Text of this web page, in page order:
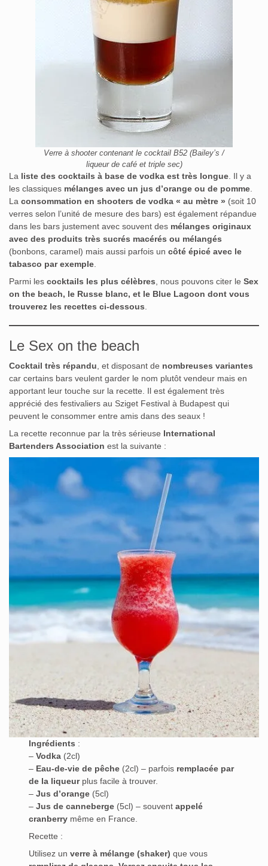
Verre à shooter contenant le cocktail B52 (Bailey’s /
liqueur de café et triple sec)
La liste des cocktails à base de vodka est très longue . Il y a
les classiques mélanges avec un jus d’orange ou de pomme
La consommation en shooters de vodka « au mètre » (soit 10
verres selon l’unité de mesure des bars) est également répandue
dans les bars justement avec souvent des mélanges originaux
avec des produits très sucrés macérés ou mélangés
(bonbons, caramel) mais aussi parfois un côté épicé avec le
tabasco par exemple
Parmi les cocktails les plus célèbres , nous pouvons citer le Sex
on the beach, le Russe blanc, et le Blue Lagoon dont vous
trouverez les recettes ci-dessous
Le Sex on the beach
Cocktail très répandu , et disposant de nombreuses variantes
car certains bars veulent garder le nom plutôt vendeur mais en
apportant leur touche sur la recette. Il est également très
apprécié des festivaliers au Sziget Festival à Budapest qui
peuvent le consommer entre amis dans des seaux !
La recette reconnue par la très sérieuse International
Bartenders Association est la suivante :
Ingrédients :
–Vodka (2cl)
– Eau-de-vie de pêche (2cl) – parfois remplacée par
de la liqueurplus facile à trouver.
–Jus d’orange (5cl)
–Jus de canneberge (5cl) – souventappelé
cranberry même en France.
Recette :
Utilisez unverre à mélange (shaker) que vous